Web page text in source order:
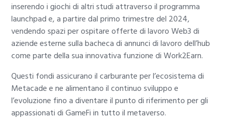
inserendo i giochi di altri studi attraverso il programma
launchpad e, a partire dal primo trimestre del 2024,
vendendo spazi per ospitare offerte di lavoro Web3 di
aziende esterne sulla bacheca di annunci di lavoro dell’hub
come parte della sua innovativa funzione di Work2Earn.
Questi fondi assicurano il carburante per l’ecosistema di
Metacade e ne alimentano il continuo sviluppo e
l’evoluzione fino a diventare il punto di riferimento per gli
appassionati di GameFi in tutto il metaverso.